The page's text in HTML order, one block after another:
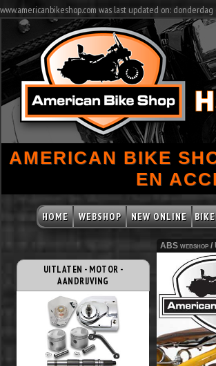
www.americanbikeshop.com was last updated on:
AMERICAN BIKE
EN
HOME WEBSHOP NEW ONLINE
UITLATEN - MOTOR -
AANDRIJVING
ABS webshop /